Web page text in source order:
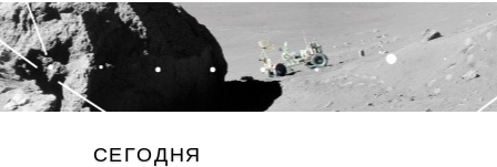
СЕГОДНЯ